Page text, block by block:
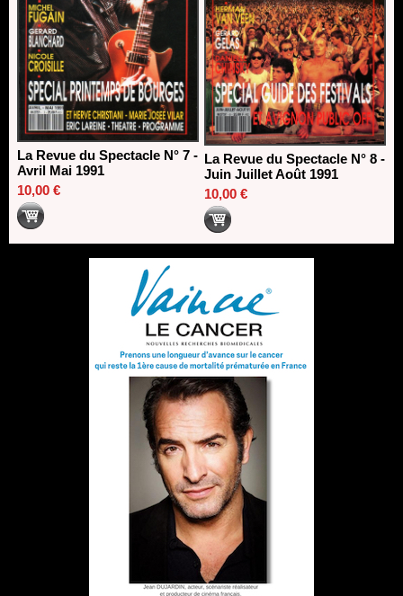
La Revue du Spectacle N° 7 -
Avril Mai 1991
10,00 €
La Revue du Spectacle N° 8 -
Juin Juillet Août 1991
10,00 €